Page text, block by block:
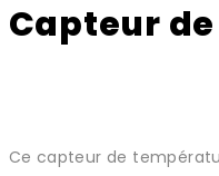
Capteur
Ce capteur de